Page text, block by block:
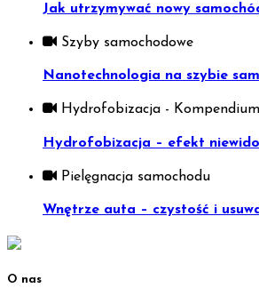
Jak utrzymywać nowy
Szyby samochodowe
Nanotechnologia na szybie
Hydrofobizacja -
Hydrofobizacja – efekt
Pielęgnacja samochodu
Wnętrze auta – czystość i
O nas